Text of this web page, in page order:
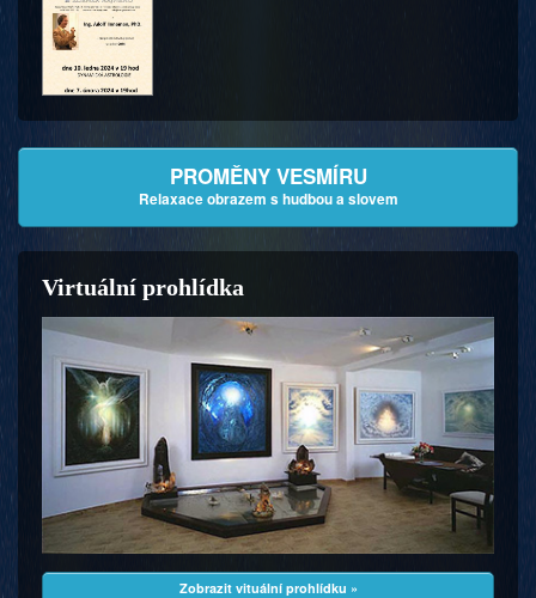
PROMĚNY VESMÍRU
Relaxace obrazem s hudbou a slovem
Virtuální prohlídka
Zobrazit vituální prohlídku »